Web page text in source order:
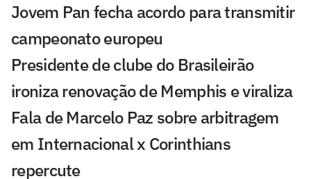
Jovem Pan fecha acordo para transmitir
campeonato europeu
Presidente de clube do Brasileirão
ironiza renovação de Memphis e viraliza
Fala de Marcelo Paz sobre arbitragem
em Internacional x Corinthians
repercute